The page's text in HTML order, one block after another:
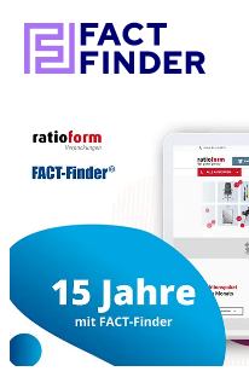
Lösungen
Ressourcen
About